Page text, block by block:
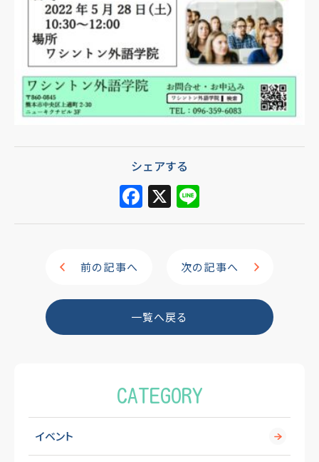
シェアする
F
a
o
o
X
n
前の記事へ 次の記事へ
一覧へ戻る
CATEGORY
イベント